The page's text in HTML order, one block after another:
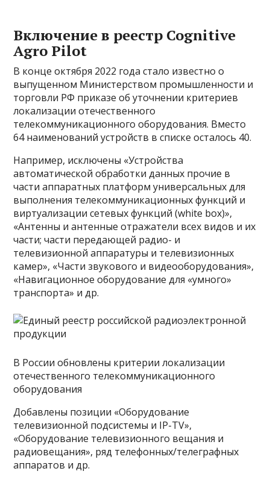
Включение в реестр Cognitive
Agro Pilot
В конце октября 2022 года стало известно о
выпущенном Министерством промышленности и
торговли РФ приказе об уточнении критериев
локализации отечественного
телекоммуникационного оборудования. Вместо
64 наименований устройств в списке осталось 40.
Например, исключены «Устройства
автоматической обработки данных прочие в
части аппаратных платформ универсальных для
выполнения телекоммуникационных функций и
виртуализации сетевых функций (white box)»,
«Антенны и антенные отражатели всех видов и их
части; части передающей радио- и
телевизионной аппаратуры и телевизионных
камер», «Части звукового и видеооборудования»,
«Навигационное оборудование для «умного»
транспорта» и др.
В России обновлены критерии локализации
отечественного телекоммуникационного
оборудования
Добавлены позиции «Оборудование
телевизионной подсистемы и IP-TV»,
«Оборудование телевизионного вещания и
радиовещания», ряд телефонных/телеграфных
аппаратов и др.